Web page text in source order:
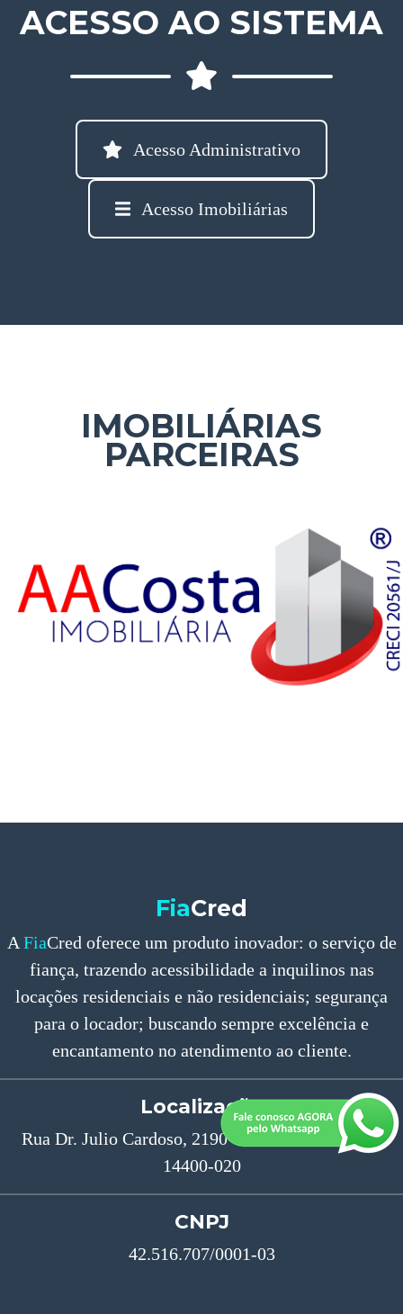
ACESSO AO SISTEMA
Acesso Administrativo
Acesso Imobiliárias
IMOBILIÁRIAS
PARCEIRAS
FiaCred
A FiaCred oferece um produto inovador: o serviço de
fiança, trazendo acessibilidade a inquilinos nas
locações residenciais e não residenciais; segurança
para o locador; buscando sempre excelência e
encantamento no atendimento ao cliente.
Localização
Rua Dr. Julio Cardoso, 2190 - Centro - Franca/SP
14400-020
CNPJ
42.516.707/0001-03